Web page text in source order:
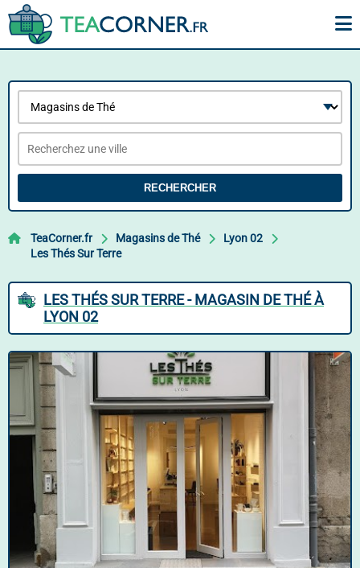
RECHERCHER
TeaCorner.fr Magasins de Thé
Lyon 02
Les Thés Sur Terre
LES THÉS SUR TERRE - MAGASIN DE THÉ À
LYON 02